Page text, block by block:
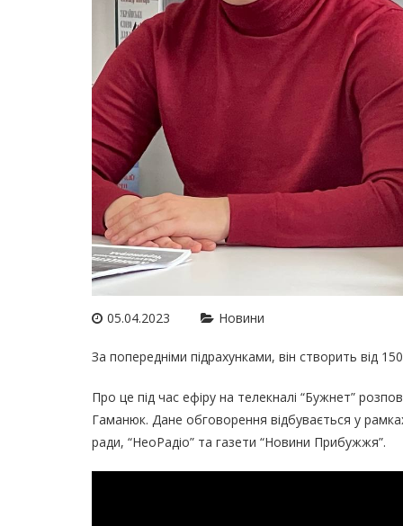
05.04.2023 Новини
За попередніми підрахунками, він створить від
Про це під час ефіру на телекналі “Бужнет”
Гаманюк. Дане обговорення відбувається у
ради, “НеоРадіо” та газети “Новини Прибужжя”.